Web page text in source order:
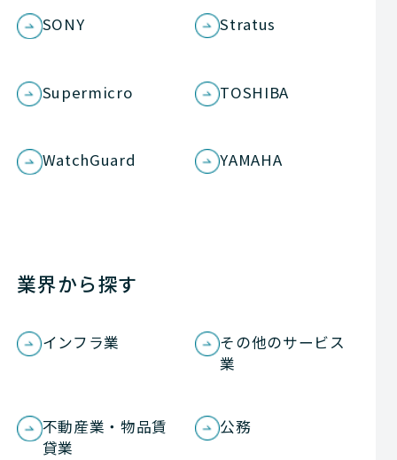
SONY Stratus
Supermicro TOSHIBA
WatchGuard YAMAHA
業界から探す
インフラ業
その他のサービス
業
不動産業・物品賃
貸業
公務